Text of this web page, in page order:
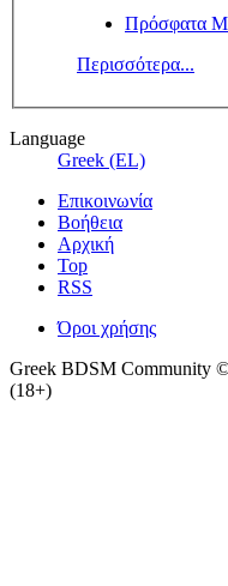
Πρόσφατα
Περισσότερα...
Language
Greek (EL)
Επικοινωνία
Βοήθεια
Αρχική
Top
RSS
Όροι χρήσης
Greek BDSM Community
(18+)